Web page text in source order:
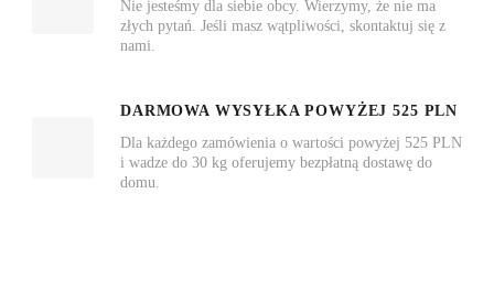
Nie jesteśmy dla siebie obcy. Wierzymy, że nie ma
złych pytań. Jeśli masz wątpliwości, skontaktuj się z
nami.
DARMOWA WYSYŁKA POWYŻEJ 525 PLN
Dla każdego zamówienia o wartości powyżej 525 PLN
i wadze do 30 kg oferujemy bezpłatną dostawę do
domu.